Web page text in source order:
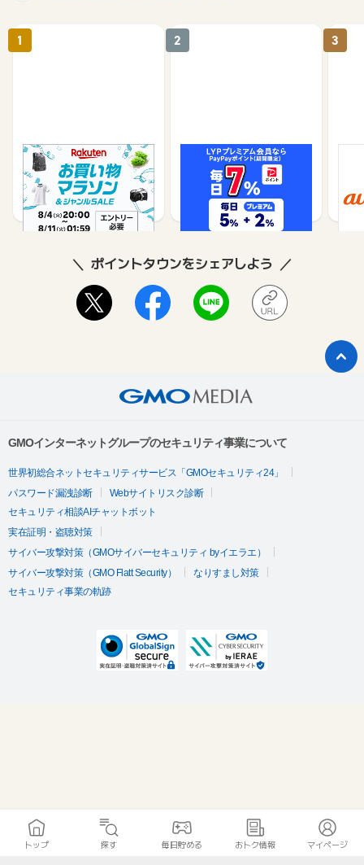
楽天市場
1%
1
Yahoo!ショッピング
1%
2 3
ポイントタウンをシェアしよう
GMOインターネットグループのセキュリティ事業について
世界初総合ネットセキュリティサービス「GMOセキュリティ24」
パスワード漏洩診断
Webサイトリスク診断
セキュリティ相談AIチャットボット
実在証明・盗聴対策
サイバー攻撃対策（GMOサイバーセキュリティ byイエラエ）
サイバー攻撃対策（GMO Flatt Security）
なりすまし対策
セキュリティ事業の軌跡
トップ 探す 毎日貯める おトク情報 マイページ